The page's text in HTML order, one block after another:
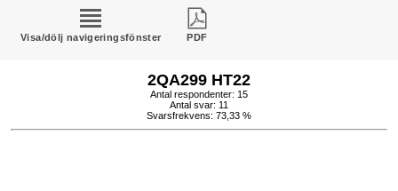
Visa/dölj navigeringsfönster PDF
2QA299 HT22
Antal respondenter: 15
Antal svar: 11
Svarsfrekvens: 73,33 %